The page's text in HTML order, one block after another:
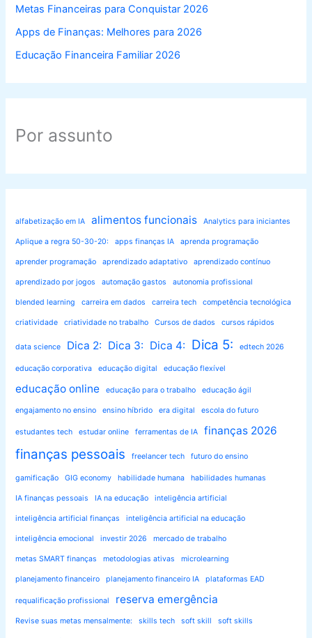
Metas Financeiras para Conquistar 2026
Apps de Finanças: Melhores para 2026
Educação Financeira Familiar 2026
Por assunto
alfabetização em IA alimentos funcionais Analytics para iniciantes
Aplique a regra 50-30-20: apps finanças IA aprenda programação
aprender programação aprendizado adaptativo aprendizado contínuo
aprendizado por jogos automação gastos autonomia profissional
blended learning carreira em dados carreira tech competência tecnológica
criatividade criatividade no trabalho Cursos de dados cursos rápidos
data science Dica 2: Dica 3: Dica 4: Dica 5: edtech 2026
educação corporativa educação digital educação flexível
educação online educação para o trabalho educação ágil
engajamento no ensino ensino híbrido era digital escola do futuro
estudantes tech estudar online ferramentas de IA finanças 2026
finanças pessoais freelancer tech futuro do ensino
gamificação GIG economy habilidade humana habilidades humanas
IA finanças pessoais IA na educação inteligência artificial
inteligência artificial finanças inteligência artificial na educação
inteligência emocional investir 2026 mercado de trabalho
metas SMART finanças metodologias ativas microlearning
planejamento financeiro planejamento financeiro IA plataformas EAD
requalificação profissional reserva emergência
Revise suas metas mensalmente: skills tech soft skill soft skills